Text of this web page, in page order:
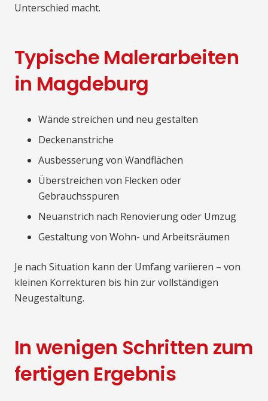
Unterschied macht.
Typische Malerarbeiten
in Magdeburg
Wände streichen und neu gestalten
Deckenanstriche
Ausbesserung von Wandflächen
Überstreichen von Flecken oder
Gebrauchsspuren
Neuanstrich nach Renovierung oder Umzug
Gestaltung von Wohn- und Arbeitsräumen
Je nach Situation kann der Umfang variieren – von
kleinen Korrekturen bis hin zur vollständigen
Neugestaltung.
In wenigen Schritten zum
fertigen Ergebnis